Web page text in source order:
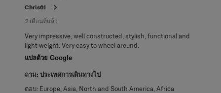
Chris61
2 เดือนที่แล้ว
Very impressive, well constructed, stylish, functional and
light weight. Very easy to wheel around.
แปลด้วย Google
ถาม: ประเทศการเดินทางไป
ตอบ: Europe, Asia, North and South America, Africa